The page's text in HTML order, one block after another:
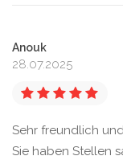
Anouk
28.07.2025
Sehr freundlich
Sie haben Stellen